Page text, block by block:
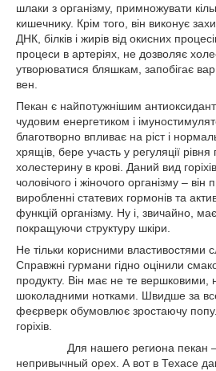
шлаки з організму, примножувати
кишечнику. Крім того, він виконує
ДНК, білків і жирів від окисних
процеси в артеріях, не дозволяє
утворюватися бляшкам, запобігає
вен.
Пекан є найпотужнішим
чудовим енергетиком і
благотворно впливає на ріст і
хрящів, бере участь у регуляції рівня
холестерину в крові. Даний вид
чоловічого і жіночого організму – він
виробленні статевих гормонів та
функцій організму. Ну і, звичайно,
покращуючи структуру шкіри.
Не тільки корисними властивостями
Справжні гурмани гідно оцінили
продукту. Він має не те вершковими,
шоколадними нотками. Швидше за
феєрверк обумовлює зростаючу
горіхів.
Для нашего региона пекан –
непривычный орех. А вот в Техасе